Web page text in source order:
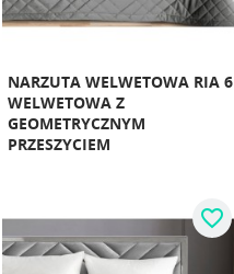
NARZUTA WELWETOWA RIA 6
WELWETOWA Z
GEOMETRYCZNYM
PRZESZYCIEM
favorite_border